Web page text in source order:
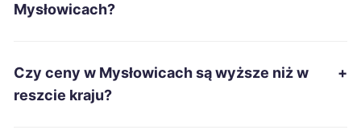
Stalowa Wola
Ciechanów
Mysłowicach?
Czy ceny w Mysłowicach są wyższe niż w
reszcie kraju?
+